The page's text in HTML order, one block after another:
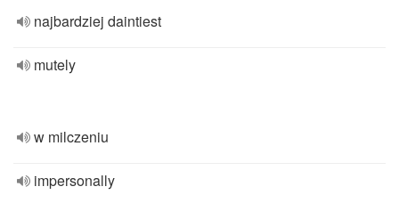
najbardziej daintiest
mutely
w milczeniu
impersonally